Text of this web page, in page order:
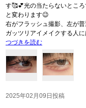
す🥰💕光の当たらないとこ
と変わります😉
右がフラッシュ撮影、左が
ガッツリアイメイクする人
つづきを読む
2025年02月09日投稿